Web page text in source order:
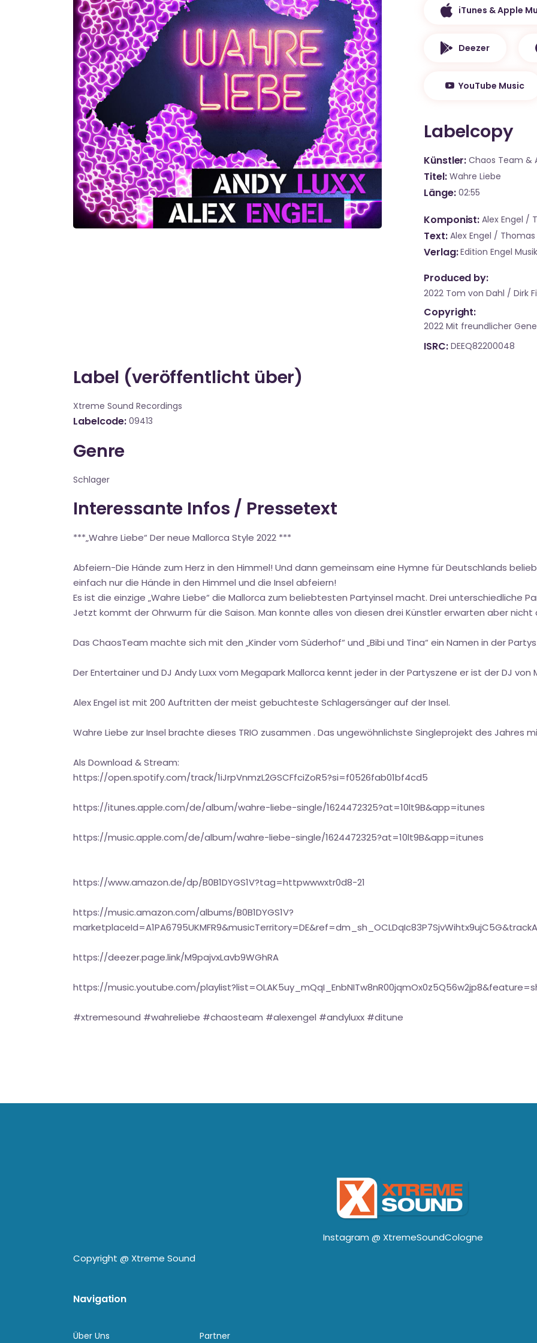
iTunes & Apple
Deezer
YouTube Music
Labelcopy
Künstler Chaos Team &
Titel Wahre Liebe
Länge 02:55
Komponist Alex Engel /
Text Alex Engel /
Verlag Edition Engel
Produced by:
2022 Tom von Dahl / Dirk
Copyright:
2022 Mit freundlicher
ISRC DEEQ82200048
Label (veröffentlicht über)
Xtreme Sound Recordings
Labelcode 09413
Genre
Schlager
Interessante Infos / Pressetext
***„Wahre Liebe“ Der neue Mallorca Style 2022 ***
Abfeiern-Die Hände zum Herz in den Himmel! Und dann gemeinsam eine Hymne für Deutschlands
einfach nur die Hände in den Himmel und die Insel abfeiern!
Es ist die einzige „Wahre Liebe“ die Mallorca zum beliebtesten Partyinsel macht. Drei unterschiedliche
Jetzt kommt der Ohrwurm für die Saison. Man konnte alles von diesen drei Künstler erwarten aber nicht
Das ChaosTeam machte sich mit den „Kinder vom Süderhof“ und „Bibi und Tina“ ein Namen in der
Der Entertainer und DJ Andy Luxx vom Megapark Mallorca kennt jeder in der Partyszene er ist der DJ von
Alex Engel ist mit 200 Auftritten der meist gebuchteste Schlagersänger auf der Insel.
Wahre Liebe zur Insel brachte dieses TRIO zusammen . Das ungewöhnlichste Singleprojekt des Jahres
Als Download & Stream:
https://open.spotify.com/track/1iJrpVnmzL2GSCFfciZoR5?si=f0526fab01bf4cd5
https://itunes.apple.com/de/album/wahre-liebe-single/1624472325?at=10lt9B&app=itunes
https://music.apple.com/de/album/wahre-liebe-single/1624472325?at=10lt9B&app=itunes
https://www.amazon.de/dp/B0B1DYGS1V?tag=httpwwwxtr0d8-21
https://music.amazon.com/albums/B0B1DYGS1V?
https://deezer.page.link/M9pajvxLavb9WGhRA
https://music.youtube.com/
#xtremesound #wahreliebe #chaosteam #alexengel #andyluxx #ditune
Instagram @ XtremeSoundCologne
Copyright @ Xtreme Sound
Navigation
Über Uns Partner